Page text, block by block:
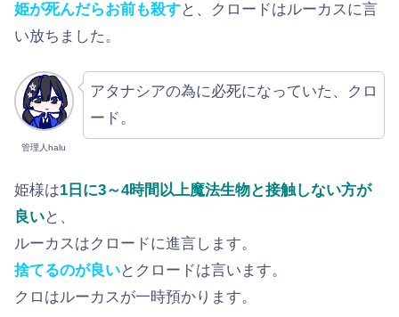
姫が死んだらお前も殺すと、クロードはルーカスに言
い放ちました。
管理人halu
アタナシアの為に必死になっていた、クロ
ード。
姫様は1日に3～4時間以上魔法生物と接触しない方が
良いと、
ルーカスはクロードに進言します。
捨てるのが良いとクロードは言います。
クロはルーカスが一時預かります。